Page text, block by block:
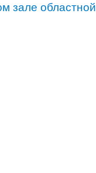
зале областной